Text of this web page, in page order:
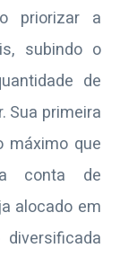
priorizar a
subindo o
de
Sua primeira
máximo que
conta de
alocado em